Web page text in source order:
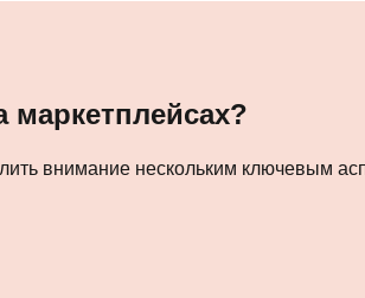
маркетплейсах?
внимание нескольким ключевым